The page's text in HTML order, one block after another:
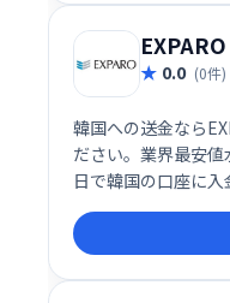
0.0 (0件)
韓国への送金なら
ださい。業界最安
日で韓国の口座に
国送金サービスを
肢です。